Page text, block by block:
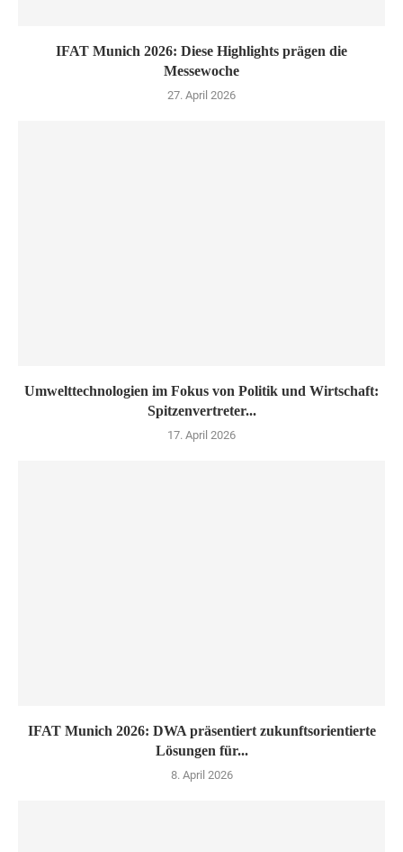
IFAT Munich 2026: Diese Highlights prägen die
Messewoche
27. April 2026
Umwelttechnologien im Fokus von Politik und Wirtschaft:
Spitzenvertreter...
17. April 2026
IFAT Munich 2026: DWA präsentiert zukunftsorientierte
Lösungen für...
8. April 2026